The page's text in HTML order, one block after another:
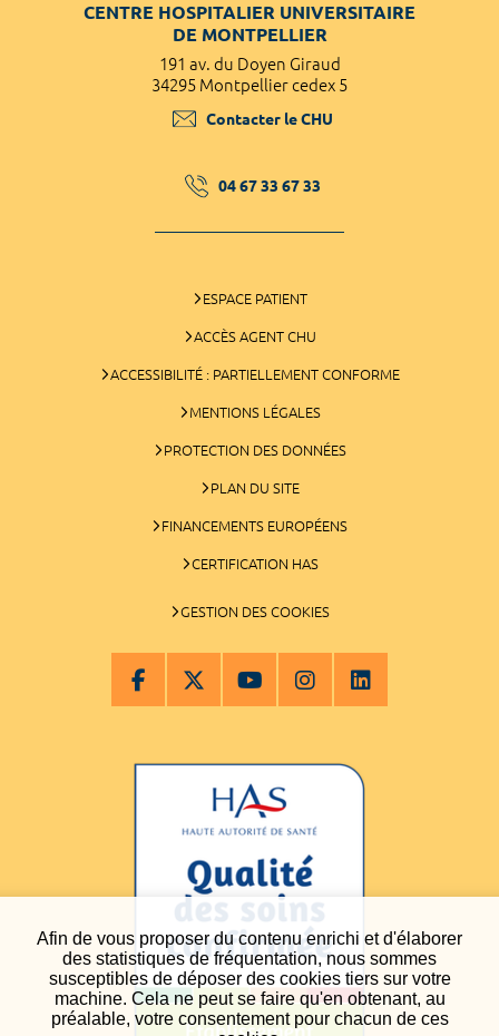
Afin de vous proposer du contenu enrichi et d'élaborer
des statistiques de fréquentation, nous sommes
susceptibles de déposer des cookies tiers sur votre
machine. Cela ne peut se faire qu'en obtenant, au
préalable, votre consentement pour chacun de ces
CENTRE HOSPITALIER UNIVERSITAIRE
DE MONTPELLIER
191 av. du Doyen Giraud
34295 Montpellier cedex 5
Contacter le CHU
04 67 33 67 33
ESPACE PATIENT
ACCÈS AGENT CHU
ACCESSIBILITÉ : PARTIELLEMENT CONFORME
MENTIONS LÉGALES
PROTECTION DES DONNÉES
PLAN DU SITE
FINANCEMENTS EUROPÉENS
CERTIFICATION HAS
GESTION DES COOKIES